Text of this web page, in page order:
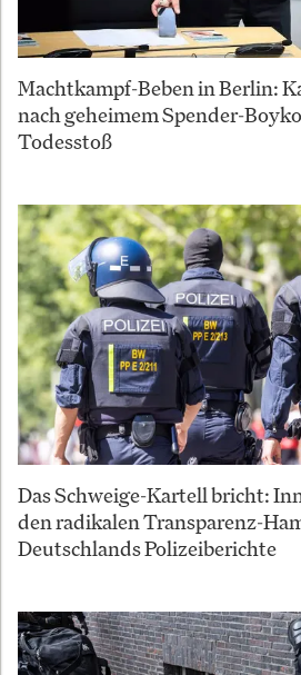
Machtkampf-Beben in Berlin:
nach geheimem Spender-
Todesstoß
Das Schweige-Kartell bricht:
den radikalen Transparenz-
Deutschlands Polizeiberichte